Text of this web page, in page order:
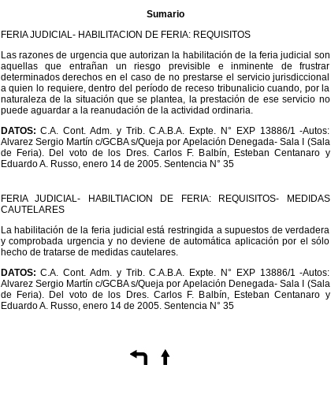
Sumario
FERIA JUDICIAL- HABILITACION DE FERIA: REQUISITOS
Las razones de urgencia que autorizan la habilitación de la feria judicial son
aquellas que entrañan un riesgo previsible e inminente de frustrar
determinados derechos en el caso de no prestarse el servicio jurisdiccional
a quien lo requiere, dentro del período de receso tribunalicio cuando, por la
naturaleza de la situación que se plantea, la prestación de ese servicio no
puede aguardar a la reanudación de la actividad ordinaria.
DATOS: C.A. Cont. Adm. y Trib. C.A.B.A. Expte. N° EXP 13886/1 -Autos:
Alvarez Sergio Martín c/GCBA s/Queja por Apelación Denegada- Sala I (Sala
de Feria). Del voto de los Dres. Carlos F. Balbín, Esteban Centanaro y
Eduardo A. Russo, enero 14 de 2005. Sentencia N° 35
FERIA JUDICIAL- HABILTIACION DE FERIA: REQUISITOS- MEDIDAS
CAUTELARES
La habilitación de la feria judicial está restringida a supuestos de verdadera
y comprobada urgencia y no deviene de automática aplicación por el sólo
hecho de tratarse de medidas cautelares.
DATOS: C.A. Cont. Adm. y Trib. C.A.B.A. Expte. N° EXP 13886/1 -Autos:
Alvarez Sergio Martín c/GCBA s/Queja por Apelación Denegada- Sala I (Sala
de Feria). Del voto de los Dres. Carlos F. Balbín, Esteban Centanaro y
Eduardo A. Russo, enero 14 de 2005. Sentencia N° 35